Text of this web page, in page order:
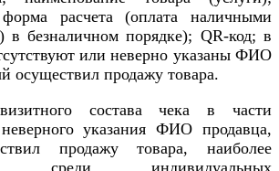
расчета (оплата наличными
в безналичном порядке); QR-код; в
или неверно указаны ФИО
осуществил продажу товара.
состава чека в части
указания ФИО продавца,
продажу товара, наиболее
среди индивидуальных